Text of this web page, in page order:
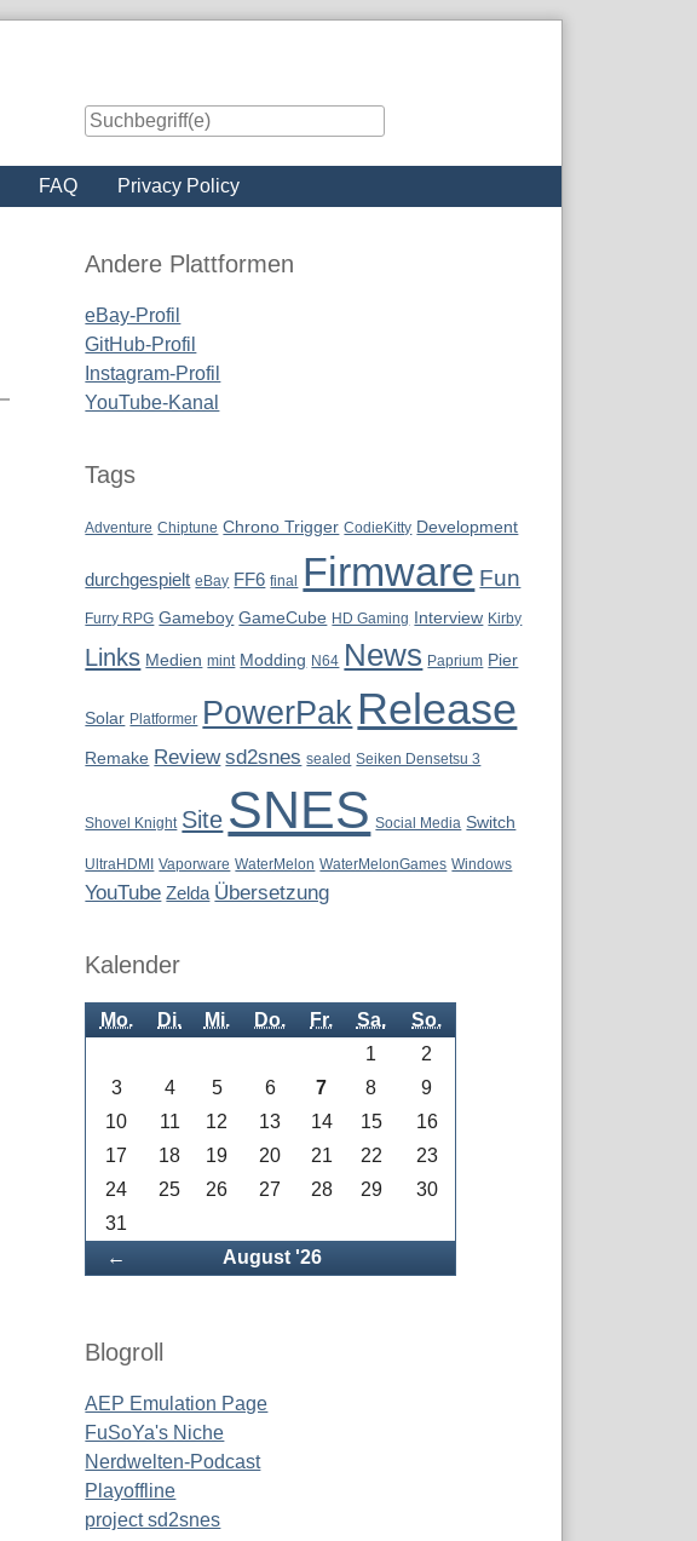
FAQ Privacy Policy
Seitenleiste
Andere Plattformen
eBay-Profil
GitHub-Profil
Instagram-Profil
YouTube-Kanal
Tags
Adventure Chiptune Chrono Trigger CodieKitty Development
durchgespielt eBay FF6 final Firmware Fun
Furry RPG Gameboy GameCube HD Gaming Interview Kirby
Links Medien mint Modding N64 News Paprium Pier
Solar Platformer PowerPak Release
Remake Review sd2snes sealed Seiken Densetsu 3
Shovel Knight Site SNES Social Media Switch
UltraHDMI Vaporware WaterMelon WaterMelonGames Windows
YouTube Zelda Übersetzung
Kalender
Mo. Di. Mi. Do. Fr. Sa. So.
← August '26
1
2
3
4 5 6 7 8
9
10
11 12 13 14 15
16
17
18 19 20 21 22
23
24
25 26 27 28 29
30
31
Blogroll
AEP Emulation Page
FuSoYa's Niche
Nerdwelten-Podcast
Playoffline
project sd2snes